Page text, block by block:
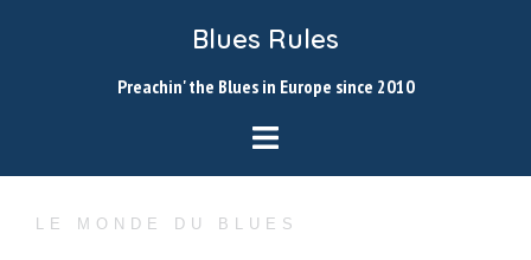
Blues Rules
Preachin' the Blues in Europe since 2010
LE MONDE DU BLUES